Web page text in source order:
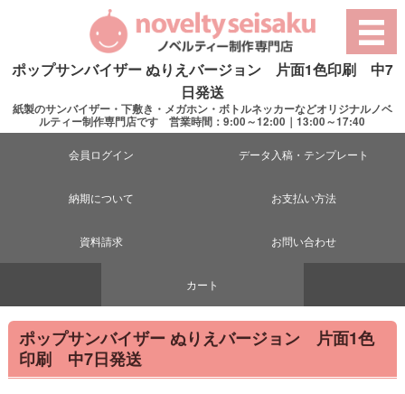
ポップサンバイザー ぬりえバージョン 片面1色印刷 中7
日発送
紙製のサンバイザー・下敷き・メガホン・ボトルネッカーなどオリジナルノベ
ルティー制作専門店です 営業時間：9:00～12:00｜13:00～17:40
会員ログイン データ入稿・テンプレート
納期について お支払い方法
資料請求 お問い合わせ
カート
ポップサンバイザー ぬりえバージョン 片面1色
印刷 中7日発送